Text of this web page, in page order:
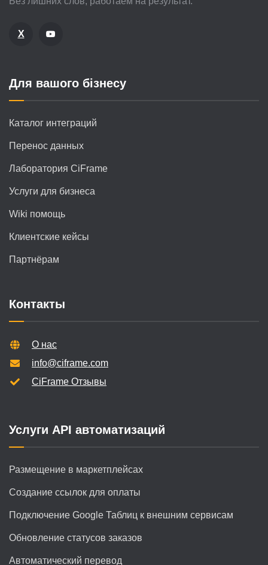
X
Для вашого бізнесу
Каталог интеграций
Перенос данных
Лаборатория CiFrame
Услуги для бизнеса
Wiki помощь
Клиентские кейсы
Партнёрам
Контакты
О нас
info@ciframe.com
CiFrame Отзывы
Услуги API автоматизаций
Размещение в маркетплейсах
Создание ссылок для оплаты
Подключение Google Таблиц к внешним сервисам
Обновление статусов заказов
Автоматический перевод